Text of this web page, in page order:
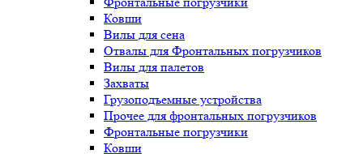
Ковши
Вилы для сена
Отвалы для Фронтальных погрузчиков
Вилы для палетов
Захваты
Грузоподъемные устройства
Прочее для фронтальных погрузчиков
Фронтальные погрузчики
Ковши